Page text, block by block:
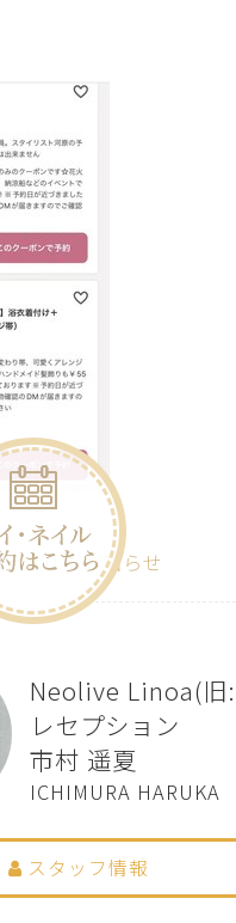
ゴリ：お知らせ
Neolive Linoa(
レセプション
市村 遥夏
ICHIMURA HARUKA
スタッフ情報